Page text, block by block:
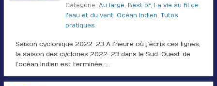
Catégorie: Au large, Best of, La vie au fil de
l'eau et du vent, Océan Indien, Tutos
pratiques
Saison cyclonique 2022-23 A l’heure où j’écris ces lignes,
la saison des cyclones 2022-23 dans le Sud-Ouest de
l’océan Indien est terminée, …